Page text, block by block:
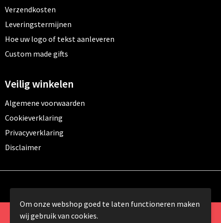
Verzendkosten
Leveringstermijnen
Hoe uw logo of tekst aanleveren
Custom made gifts
Veilig winkelen
Algemene voorwaarden
Cookieverklaring
Privacyverklaring
Disclaimer
© Copyright 2024 Promomundo.be alle rechten
Om onze webshop goed te laten functioneren maken
wij gebruik van cookies.